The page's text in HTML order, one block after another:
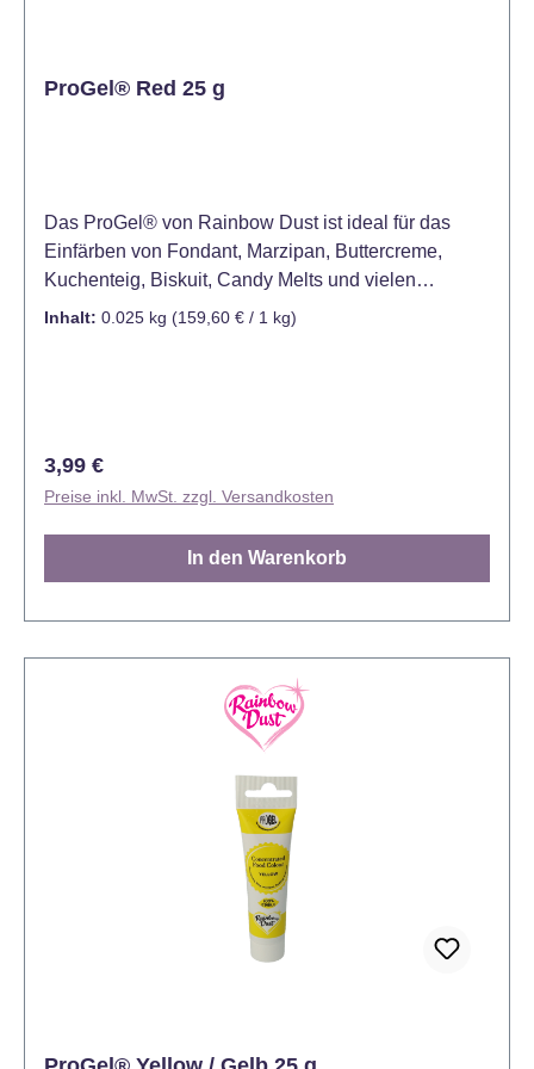
ProGel® Red 25 g
Das ProGel® von Rainbow Dust ist ideal für das
Einfärben von Fondant, Marzipan, Buttercreme,
Kuchenteig, Biskuit, Candy Melts und vielen
weiteren Produkten. Bereits eine kleine Menge
ist bereits in vielen verschiedenen Farben erhältlich.
Diese lassen sich auch hervorragend untereinander
mischen. Die empfohlene Menge beträgt max. 3
Gramm Farbe pro 1 kg Dekoration und max. 1 g
25 Gramm. Lager: Bei Zimmertemperatur
Alusiegel unter der Schraubkappe und fügen Sie die
gewünschte Menge Gel ihrem Produkt zu. Kneten
Sie so lange, bis das gewünschte Ergebnis erreicht
Inhalt: 0.025 kg (159,60 € / 1 kg)
Regulärer Preis:
3,99 €
Preise inkl. MwSt. zzgl. Versandkosten
In den Warenkorb